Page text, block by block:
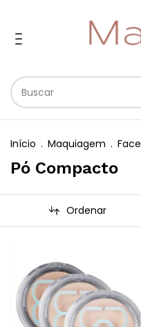
Início . Maquiagem . Face
Pó Compacto
Ordenar